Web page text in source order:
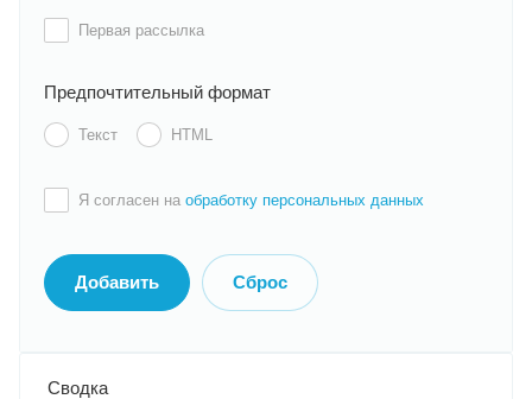
Первая рассылка
Предпочтительный формат
Текст HTML
Я согласен на обработку персональных данных
Сводка